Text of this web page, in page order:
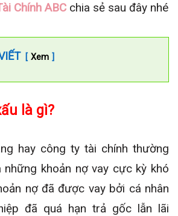
Chính ABC chia sẻ sau đây nhé
Xem
là gì?
hay công ty tài chính thường
khoản nợ vay cực kỳ khó
nợ đã được vay bởi cá nhân
đã quá hạn trả gốc lẫn lãi